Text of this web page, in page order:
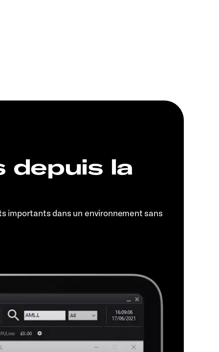
depuis la
importants dans un environnement sans